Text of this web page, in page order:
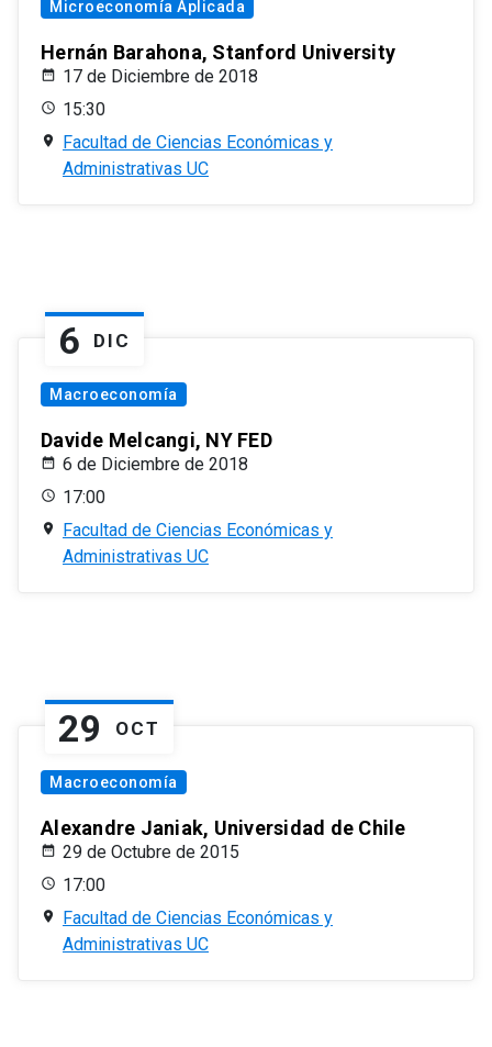
Microeconomía Aplicada
Hernán Barahona, Stanford University
17 de Diciembre de 2018
15:30
Facultad de Ciencias Económicas y
Administrativas UC
6 DIC
Macroeconomía
Davide Melcangi, NY FED
6 de Diciembre de 2018
17:00
Facultad de Ciencias Económicas y
Administrativas UC
29 OCT
Macroeconomía
Alexandre Janiak, Universidad de Chile
29 de Octubre de 2015
17:00
Facultad de Ciencias Económicas y
Administrativas UC